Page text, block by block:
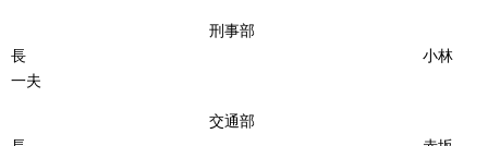
刑事部
長 小林
一夫
交通部